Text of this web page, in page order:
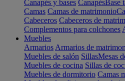
Canapés y bases CanapésBase
Camas Camas de matrimonio
Cabeceros Cabeceros de
Complementos para colchones
Muebles
Armarios Armarios de
Muebles de salón SillasMesas
Muebles de cocina Sillas de
Muebles de dormitorio Camas